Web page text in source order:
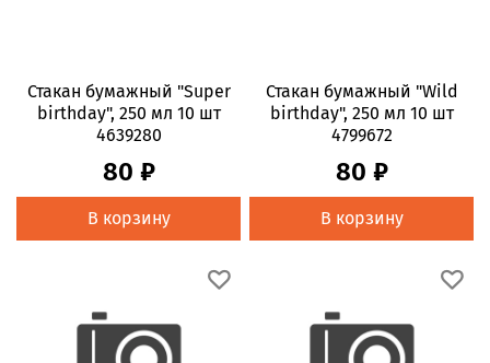
Стакан бумажный "Super
birthday", 250 мл 10 шт
4639280
80 ₽
В корзину
Стакан бумажный "Wild
birthday", 250 мл 10 шт
4799672
80 ₽
В корзину